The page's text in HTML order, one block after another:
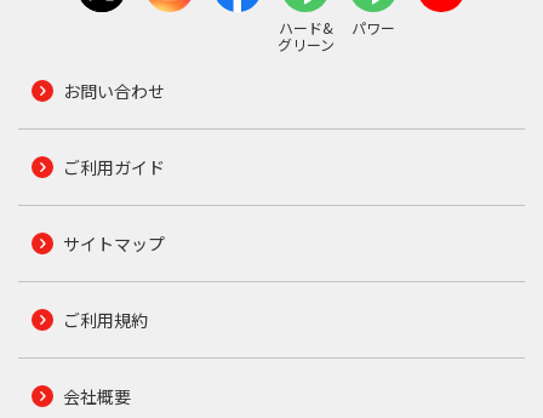
ハード&
グリーン
パワー
お問い合わせ
ご利用ガイド
サイトマップ
ご利用規約
会社概要